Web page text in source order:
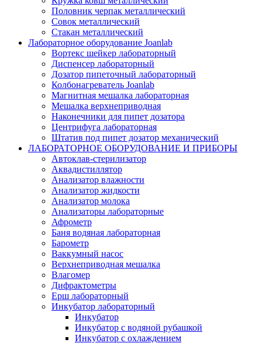
Половник черпак металлический
Совок металлический
Стакан металлический
Лабораторное оборудование Joanlab
Вортекс шейкер лабораторный
Диспенсер лабораторный
Дозатор пипеточный лабораторный
Колбонагреватель Joanlab
Магнитная мешалка лабораторная
Мешалка верхнеприводная
Наконечники для пипет дозатора
Центрифуга лабораторная
Штатив под пипет дозатор механический
ЛАБОРАТОРНОЕ ОБОРУДОВАНИЕ И ПРИБОРЫ
Автоклав-стерилизатор
Аквадистиллятор
Анализатор влажности
Анализатор жидкости
Анализатор молока
Анализаторы лабораторные
Афрометр
Баня водяная лабораторная
Барометр
Ваккумный насос
Верхнеприводная мешалка
Влагомер
Дифрактометры
Ерш лабораторный
Инкубатор лабораторный
Инкубатор
Инкубатор с водяной рубашкой
Инкубатор с охлаждением